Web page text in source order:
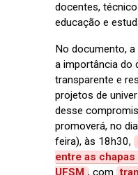
docentes,
educação e
No documento,
a importância do
transparente e
projetos de
desse
promoverá, no
feira), às 18h30,
entre as
UFSM , com